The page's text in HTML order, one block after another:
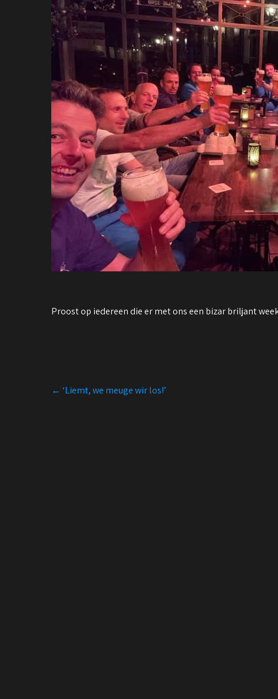
Proost op iedereen die er met ons een bizar briljant
Post
navigation
← ‘Liemt, we meuge wir los!’